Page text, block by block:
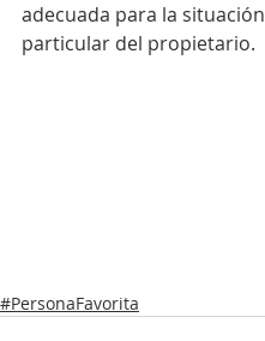
adecuada para la situación
particular del propietario.
#PersonaFavorita